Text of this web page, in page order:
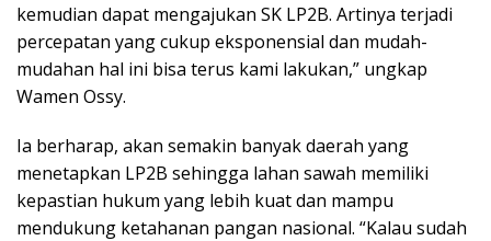
kemudian dapat mengajukan SK LP2B. Artinya terjadi
percepatan yang cukup eksponensial dan mudah-
mudahan hal ini bisa terus kami lakukan,” ungkap
Wamen Ossy.
Ia berharap, akan semakin banyak daerah yang
menetapkan LP2B sehingga lahan sawah memiliki
kepastian hukum yang lebih kuat dan mampu
mendukung ketahanan pangan nasional. “Kalau sudah